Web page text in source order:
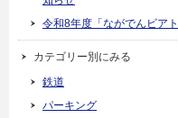
令和8年度「ながでんビア
カテゴリー別にみる
鉄道
パーキング